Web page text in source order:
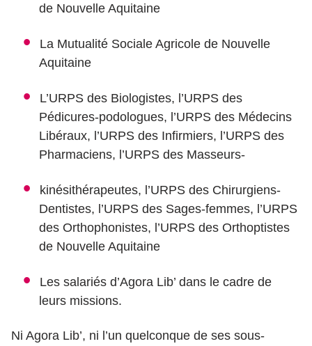
de Nouvelle Aquitaine
La Mutualité Sociale Agricole de Nouvelle
Aquitaine
L’URPS des Biologistes, l’URPS des
Pédicures-podologues, l’URPS des Médecins
Libéraux, l’URPS des Infirmiers, l’URPS des
Pharmaciens, l’URPS des Masseurs-
kinésithérapeutes, l’URPS des Chirurgiens-
Dentistes, l’URPS des Sages-femmes, l’URPS
des Orthophonistes, l’URPS des Orthoptistes
de Nouvelle Aquitaine
Les salariés d’Agora Lib’ dans le cadre de
leurs missions.
Ni Agora Lib’, ni l’un quelconque de ses sous-